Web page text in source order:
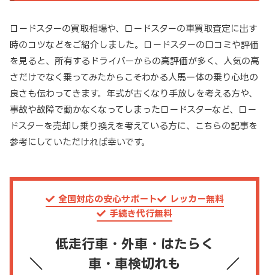
ロードスターの買取相場や、ロードスターの車買取査定に出す
時のコツなどをご紹介しました。ロードスターの口コミや評価
を見ると、所有するドライバーからの高評価が多く、人気の高
さだけでなく乗ってみたからこそわかる人馬一体の乗り心地の
良さも伝わってきます。年式が古くなり手放しを考える方や、
事故や故障で動かなくなってしまったロードスターなど、ロー
ドスターを売却し乗り換えを考えている方に、こちらの記事を
参考にしていただければ幸いです。
全国対応の安心サポート
レッカー無料
手続き代行無料
低走行車・外車・はたらく
車・車検切れも